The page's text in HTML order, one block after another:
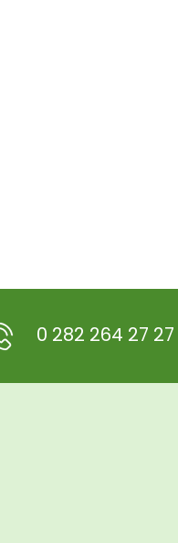
0 282 264 27 27